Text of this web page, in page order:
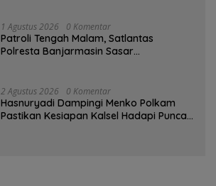
1 Agustus 2026 0 Komentar
Patroli Tengah Malam, Satlantas
Polresta Banjarmasin Sasar
2 Agustus 2026 0 Komentar
Hasnuryadi Dampingi Menko Polkam
Pastikan Kesiapan Kalsel Hadapi Puncak